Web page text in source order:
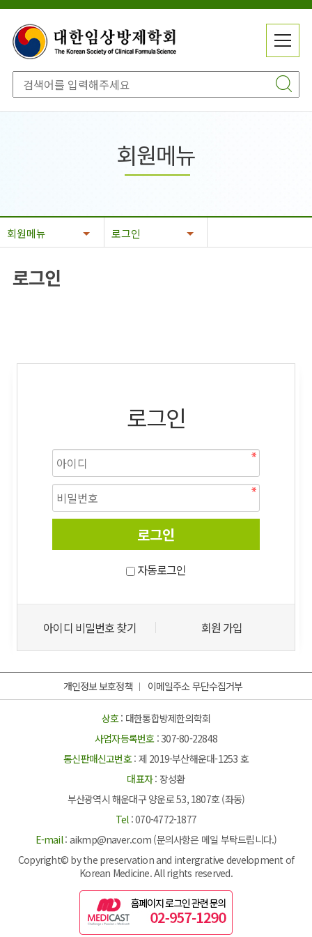
전
메
뉴
메
기
회원메뉴
회원메뉴 로그인
로그인
로그인
자동로그인
아이디 비밀번호 찾기 회원 가입
개인정보 보호정책 이메일주소 무단수집거부
상호: 대한통합방제한의학회
사업자등록번호: 307-80-22848
통신판매신고번호: 제 2019-부산해운대-1253 호
대표자: 장성환
부산광역시 해운대구 양운로 53, 1807호 (좌동)
Tel: 070-4772-1877
E-mail: aikmp@naver.com (문의사항은 메일 부탁드립니다.)
Copyright© by the preservation and intergrative development of
Korean Medicine. All rights reserved.